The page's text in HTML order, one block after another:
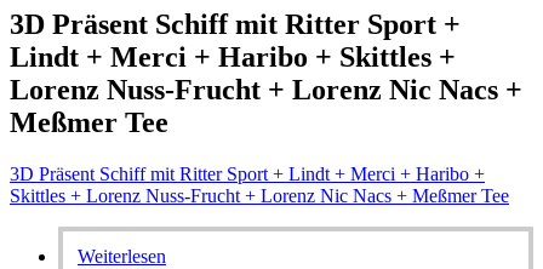
3D Präsent Schiff mit Ritter Sport +
Lindt + Merci + Haribo + Skittles +
Lorenz Nuss-Frucht + Lorenz Nic Nacs +
Meßmer Tee
3D Präsent Schiff mit Ritter Sport + Lindt + Merci + Haribo +
Skittles + Lorenz Nuss-Frucht + Lorenz Nic Nacs + Meßmer Tee
Weiterlesen